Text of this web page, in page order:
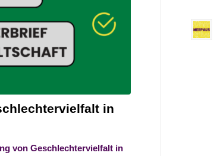
in
von Geschlechtervielfalt in